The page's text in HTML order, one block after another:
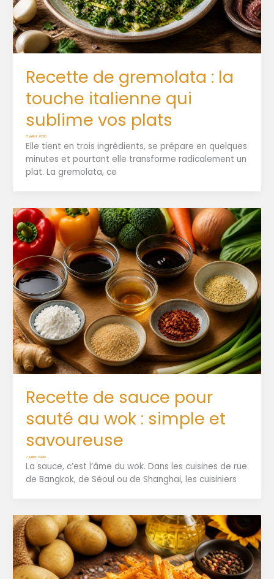
Recette de gremolata : la
touche italienne qui
sublime vos plats
8 juillet 2026
Elle tient en trois ingrédients, se prépare en quelques
minutes et pourtant elle transforme radicalement un
plat. La gremolata, ce
Recette de sauce pour
sauté au wok : simple et
savoureuse
7 juillet 2026
La sauce, c’est l’âme du wok. Dans les cuisines de rue
de Bangkok, de Séoul ou de Shanghai, les cuisiniers